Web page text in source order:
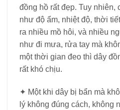
đồng hồ rất đẹp. Tuy nhiên,
như độ ẩm, nhiệt độ, thời
ra nhiều mồ hôi, và nhiều
như đi mưa, rửa tay mà
một thời gian đeo thì dây
rất khó chịu.
✦ Một khi dây bị bẩn mà
lý không đúng cách,